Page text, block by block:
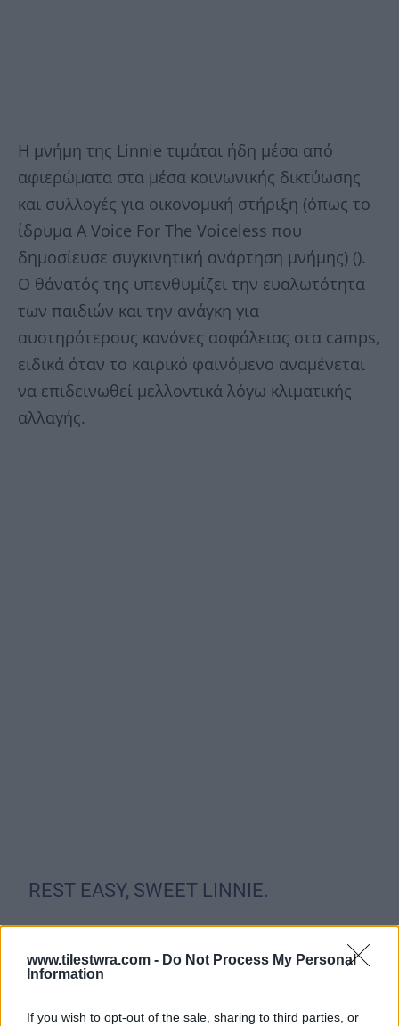
www.tilestwra.com - Do Not Process My Personal
Information
If you wish to opt-out of the sale, sharing to third parties, or
Η μνήμη της Linnie τιμάται ήδη μέσα από
αφιερώματα στα μέσα κοινωνικής δικτύωσης
και συλλογές για οικονομική στήριξη (όπως το
ίδρυμα A Voice For The Voiceless που
δημοσίευσε συγκινητική ανάρτηση μνήμης) ().
Ο θάνατός της υπενθυμίζει την ευαλωτότητα
των παιδιών και την ανάγκη για
αυστηρότερους κανόνες ασφάλειας στα camps,
ειδικά όταν το καιρικό φαινόμενο αναμένεται
να επιδεινωθεί μελλοντικά λόγω κλιματικής
αλλαγής.
REST EASY, SWEET LINNIE.
YOUR PRAYERS TONIGHT AS THEY
DAUGHTER, A CAMPER AT CAMP